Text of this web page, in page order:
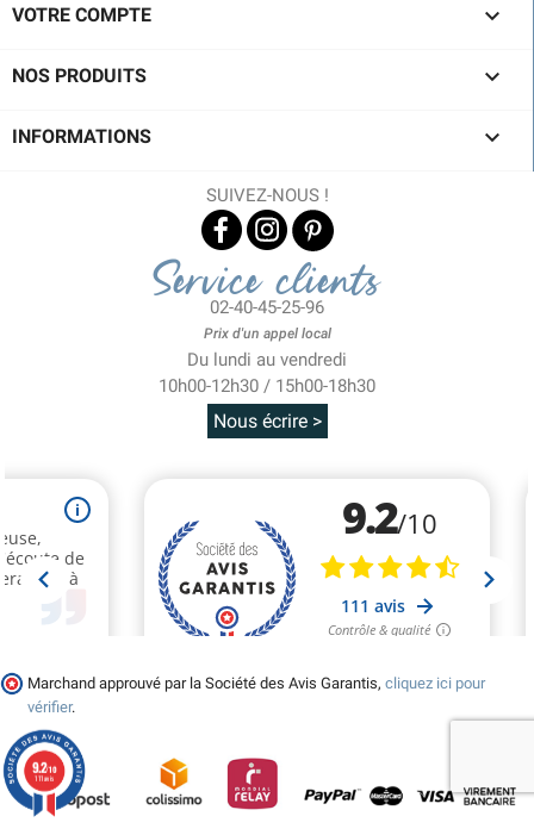
VOTRE COMPTE 
NOS PRODUITS 
INFORMATIONS 
SUIVEZ-NOUS !
Service clients
02-40-45-25-96
Prix d'un appel local
Du lundi au vendredi
10h00-12h30 / 15h00-18h30
Nous écrire >
Marchand approuvé par la Société des Avis Garantis, cliquez ici pour
vérifier.
9.2/10
111 avis